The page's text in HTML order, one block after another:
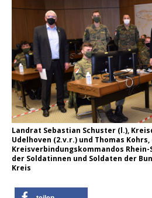
Landrat Sebastian Schuster (l.),
Udelhoven (2.v.r.) und Thomas
Kreisverbindungskommandos
der Soldatinnen und Soldaten der
Kreis